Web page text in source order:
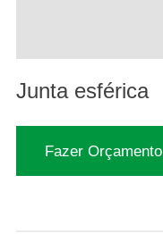
Junta esférica
Fazer Orçamento